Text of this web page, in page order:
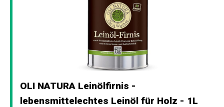
OLI NATURA Leinölfirnis -
lebensmittelechtes Leinöl für Holz - 1L